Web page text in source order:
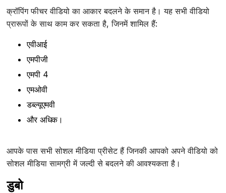
क्रॉपिंग फीचर वीडियो का आकार बदलने के समान है। यह सभी वीडियो
प्रारूपों के साथ काम कर सकता है, जिनमें शामिल हैं:
एवीआई
एमपीजी
एमपी 4
एमओवी
डब्ल्यूएमवी
और अधिक।
आपके पास सभी सोशल मीडिया प्रीसेट हैं जिनकी आपको अपने वीडियो को
सोशल मीडिया सामग्री में जल्दी से बदलने की आवश्यकता है।
डुबो